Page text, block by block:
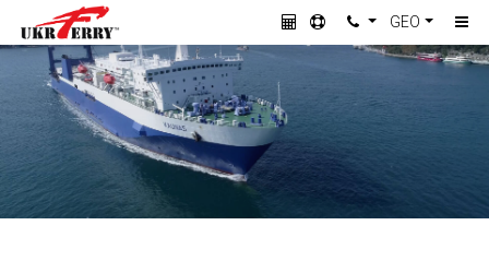
GEO